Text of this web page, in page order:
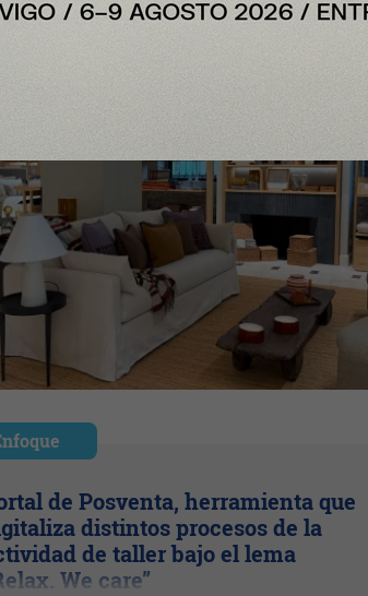
de Posventa, herramienta que
distintos procesos de la
de taller bajo el lema
We care”